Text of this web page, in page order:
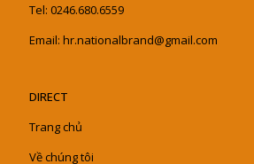
Tel: 0246.680.6559
Email: hr.nationalbrand@gmail.com
DIRECT
Trang chủ
Về chúng tôi